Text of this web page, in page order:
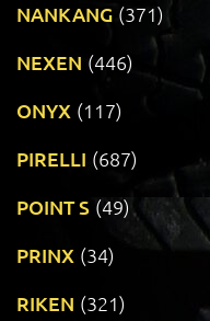
NANKANG (371)
NEXEN (446)
ONYX (117)
PIRELLI (687)
POINT S (49)
PRINX (34)
RIKEN (321)